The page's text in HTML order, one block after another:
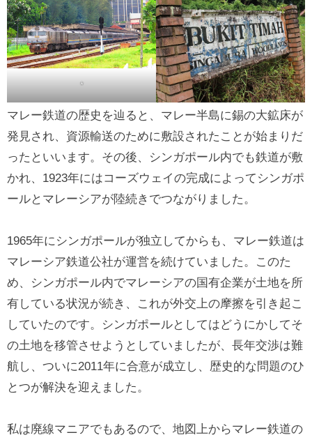
*
マレー鉄道の歴史を辿ると、マレー半島に錫の大鉱床が
発見され、資源輸送のために敷設されたことが始まりだ
ったといいます。その後、シンガポール内でも鉄道が敷
かれ、1923年にはコーズウェイの完成によってシンガポ
ールとマレーシアが陸続きでつながりました。
1965年にシンガポールが独立してからも、マレー鉄道は
マレーシア鉄道公社が運営を続けていました。このた
め、シンガポール内でマレーシアの国有企業が土地を所
有している状況が続き、これが外交上の摩擦を引き起こ
していたのです。シンガポールとしてはどうにかしてそ
の土地を移管させようとしていましたが、長年交渉は難
航し、ついに2011年に合意が成立し、歴史的な問題のひ
とつが解決を迎えました。
私は廃線マニアでもあるので、地図上からマレー鉄道の